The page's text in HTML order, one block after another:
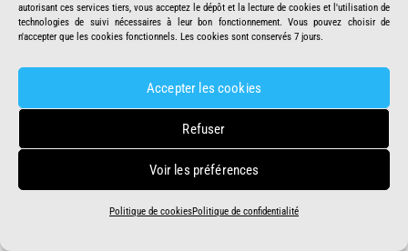
autorisant ces services tiers, vous acceptez le dépôt et la lecture de cookies et l'utilisation de
technologies de suivi nécessaires à leur bon fonctionnement. Vous pouvez choisir de
n'accepter que les cookies fonctionnels. Les cookies sont conservés 7 jours.
Accepter les cookies
Refuser
Voir les préférences
Politique de cookiesPolitique de confidentialité